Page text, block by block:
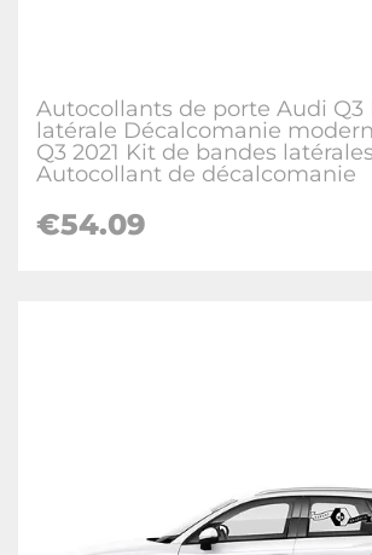
Autocollants de porte Audi Q3
latérale Décalcomanie
Q3 2021 Kit de bandes
Autocollant de décalcomanie
€54.09